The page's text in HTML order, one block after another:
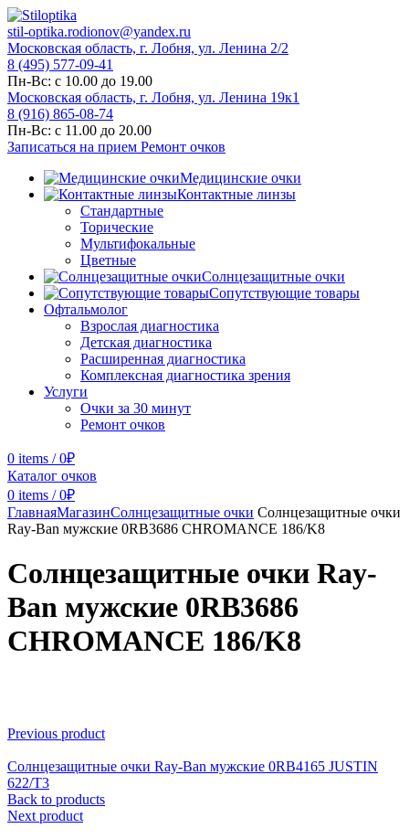
stil-optika.rodionov@yandex.ru
Московская область, г. Лобня, ул. Ленина 2/2
8 (495) 577-09-41
Пн-Вс: с 10.00 до 19.00
Московская область, г. Лобня, ул. Ленина 19к1
8 (916) 865-08-74
Пн-Вс: с 11.00 до 20.00
Записаться на прием Ремонт очков
Медицинские очки
Контактные линзы
Стандартные
Торические
Мультифокальные
Цветные
Солнцезащитные очки
Сопутствующие товары
Офтальмолог
Взрослая диагностика
Детская диагностика
Расширенная диагностика
Комплексная диагностика зрения
Услуги
Очки за 30 минут
Ремонт очков
0 items / 0₽
Каталог очков
0 items / 0₽
ГлавнаяМагазинСолнцезащитные очки Солнцезащитные очки
Ray-Ban мужские 0RB3686 CHROMANCE 186/K8
Солнцезащитные очки Ray-
Ban мужские 0RB3686
CHROMANCE 186/K8
Previous product
Солнцезащитные очки Ray-Ban мужские 0RB4165 JUSTIN
622/T3
Back to products
Next product